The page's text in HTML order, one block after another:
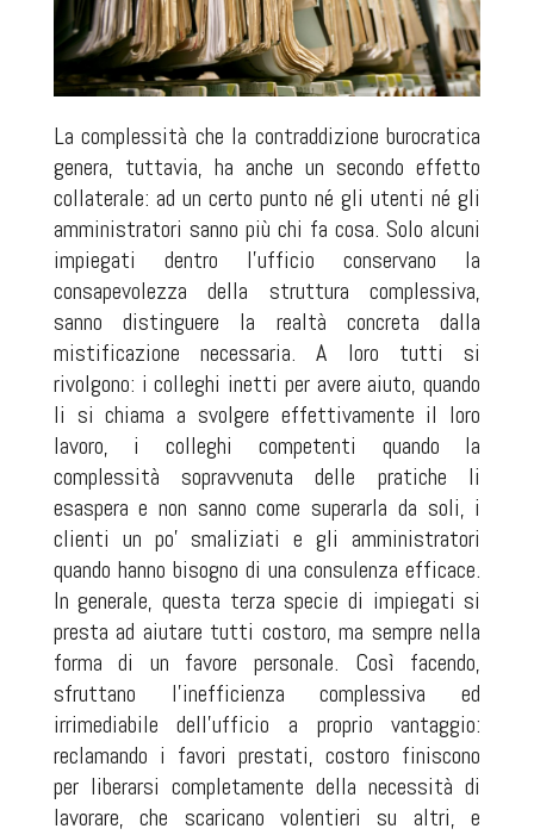
La complessità che la contraddizione burocratica
genera, tuttavia, ha anche un secondo effetto
collaterale: ad un certo punto né gli utenti né gli
amministratori sanno più chi fa cosa. Solo alcuni
impiegati dentro l'ufficio conservano la
consapevolezza della struttura complessiva,
sanno distinguere la realtà concreta dalla
mistificazione necessaria. A loro tutti si
rivolgono: i colleghi inetti per avere aiuto, quando
li si chiama a svolgere effettivamente il loro
lavoro, i colleghi competenti quando la
complessità sopravvenuta delle pratiche li
esaspera e non sanno come superarla da soli, i
clienti un po' smaliziati e gli amministratori
quando hanno bisogno di una consulenza efficace.
In generale, questa terza specie di impiegati si
presta ad aiutare tutti costoro, ma sempre nella
forma di un favore personale. Così facendo,
sfruttano l'inefficienza complessiva ed
irrimediabile dell'ufficio a proprio vantaggio:
reclamando i favori prestati, costoro finiscono
per liberarsi completamente della necessità di
lavorare, che scaricano volentieri su altri, e